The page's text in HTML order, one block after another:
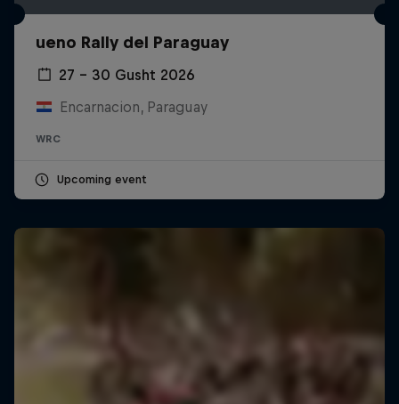
ueno Rally del Paraguay
27 – 30 Gusht 2026
Encarnacion, Paraguay
WRC
Upcoming event